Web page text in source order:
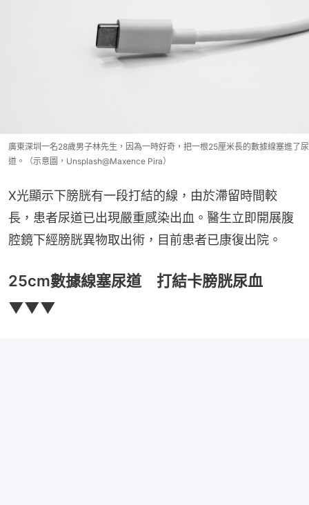
廣東深圳一名28歲男子林先生，因為一時好奇，把一根25厘米長的數據線塞進了尿
道。（示意圖，Unsplash@Maxence Pira）
X光顯示下膀胱有一段打結的線，由於滯留時間較
長，患者尿道已出現嚴重感染出血。醫生立即開展腹
腔鏡下經膀胱異物取出術，目前患者已康復出院。
25cm數據線塞尿道 打結卡膀胱尿血
▼▼▼